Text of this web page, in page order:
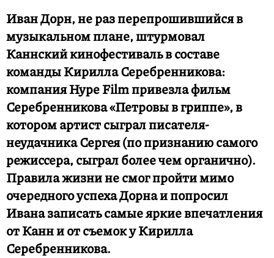
Иван Дорн, не раз перепрошившийся в
музыкальном плане, штурмовал
Каннский кинофестиваль в составе
команды Кирилла Серебренникова:
компания Hype Film привезла фильм
Серебренникова «Петровы в гриппе», в
котором артист сыграл писателя-
неудачника Сергея (по признанию самого
режиссера, сыграл более чем органично).
Правила жизни не смог пройти мимо
очередного успеха Дорна и попросил
Ивана записать самые яркие впечатления
от Канн и от съемок у Кирилла
Серебренникова.